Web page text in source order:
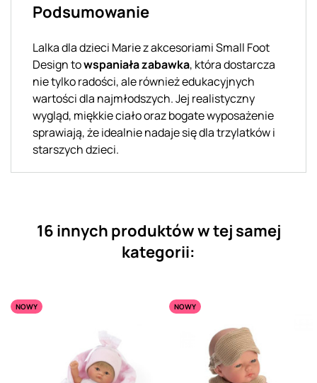
Podsumowanie
Lalka dla dzieci Marie z akcesoriami Small Foot
Design towspaniała zabawka, która dostarcza
nie tylko radości, ale również edukacyjnych
wartości dla najmłodszych. Jej realistyczny
wygląd, miękkie ciało oraz bogate wyposażenie
sprawiają, że idealnie nadaje się dla trzylatków i
starszych dzieci.
16 innych produktów w tej samej
kategorii:
NOWY NOWY